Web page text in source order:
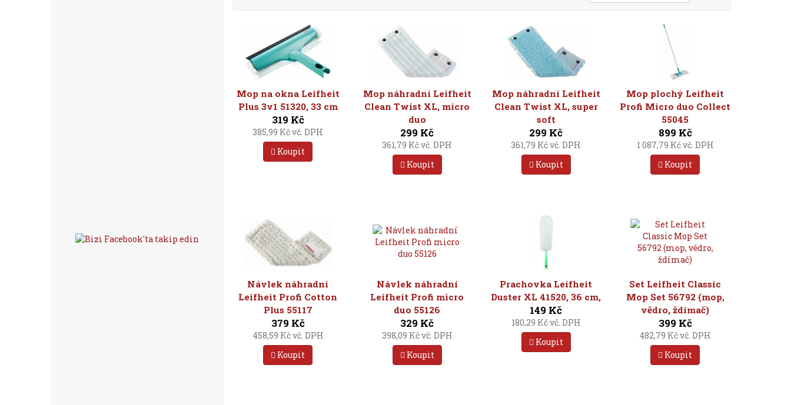
Mop na okna Leifheit
Plus 3v1 51320, 33 cm
319 Kč
385,99 Kč vč. DPH
Koupit
Mop náhradní Leifheit
Clean Twist XL, micro
duo
299 Kč
361,79 Kč vč. DPH
Koupit
Mop náhradní Leifheit
Clean Twist XL, super
soft
299 Kč
361,79 Kč vč. DPH
Koupit
Mop plochý Leifheit
Profi Micro duo Collect
55045
899 Kč
1 087,79 Kč vč. DPH
Koupit
Návlek náhradní
Leifheit Profi Cotton
Plus 55117
379 Kč
458,59 Kč vč. DPH
Koupit
Návlek náhradní
Leifheit Profi micro
duo 55126
329 Kč
398,09 Kč vč. DPH
Koupit
Prachovka Leifheit
Duster XL 41520, 36 cm,
149 Kč
180,29 Kč vč. DPH
Koupit
Set Leifheit Classic
Mop Set 56792 (mop,
vědro, ždímač)
399 Kč
482,79 Kč vč. DPH
Koupit